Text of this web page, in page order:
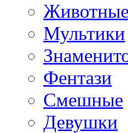
Животные
Мультики
Фентази
Смешные
Девушки